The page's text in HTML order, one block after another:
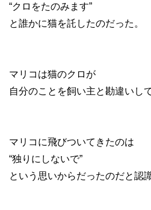
“クロをたのみます”
と誰かに猫を託したのだった。
マリコは猫のクロが
自分のことを飼い主と勘違いし
マリコに飛びついてきたのは
“独りにしないで”
という思いからだったのだと認